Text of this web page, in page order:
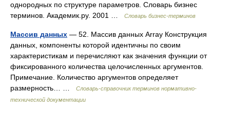
однородных по структуре параметров. Словарь бизнес
терминов. Академик.ру. 2001 …
Словарь бизнес-терминов
Массив данных — 52. Массив данных Array Конструкция
данных, компоненты которой идентичны по своим
характеристикам и перечисляют как значения функции от
фиксированного количества целочисленных аргументов.
Примечание. Количество аргументов определяет
размерность… …
Словарь-справочник терминов нормативно-
технической документации